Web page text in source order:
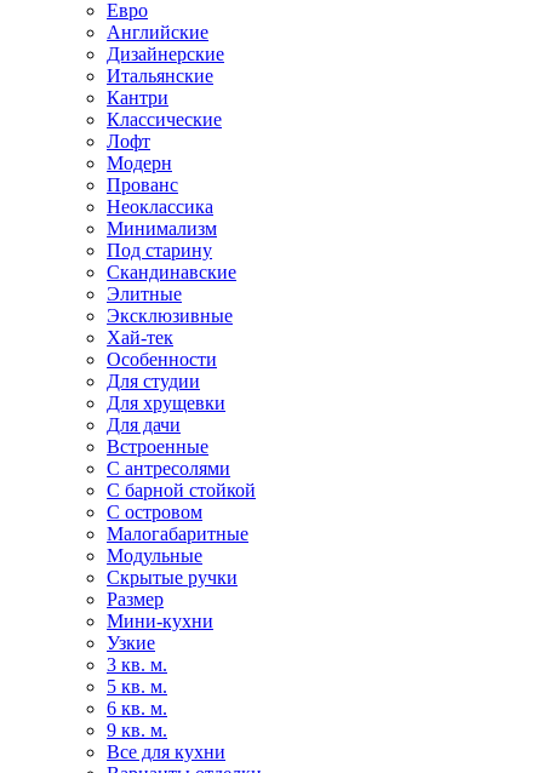
Евро
Английские
Дизайнерские
Итальянские
Кантри
Классические
Лофт
Модерн
Прованс
Неоклассика
Минимализм
Под старину
Скандинавские
Элитные
Эксклюзивные
Хай-тек
Особенности
Для студии
Для хрущевки
Для дачи
Встроенные
С антресолями
С барной стойкой
С островом
Малогабаритные
Модульные
Скрытые ручки
Размер
Мини-кухни
Узкие
3 кв. м.
5 кв. м.
6 кв. м.
9 кв. м.
Все для кухни